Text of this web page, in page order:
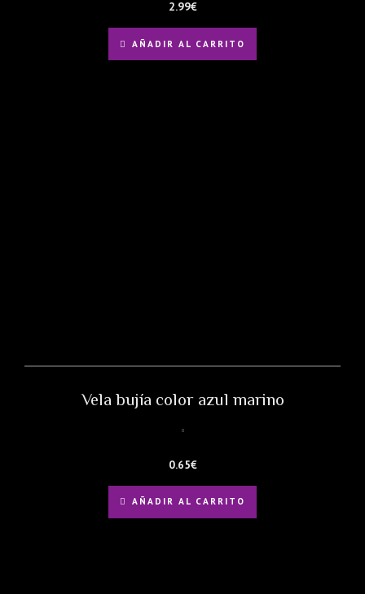
2.99€
AÑADIR AL CARRITO
Vela bujía color azul marino
0.65€
AÑADIR AL CARRITO